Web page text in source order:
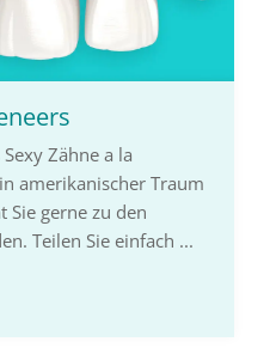
Zähne a la
amerikanischer Traum
Sie gerne zu den
Teilen Sie einfach ...